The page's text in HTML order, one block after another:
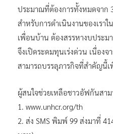
ประมาณที่ต้องการทั้งหมดจาก
สำหรับการดำเนินงานของเรา
เพื่อนบ้าน ต้องสรรหางบประม
จึงเปิดระดมทุนเร่งด่วน เนื่องจ
สามารถบรรลุภารกิจที่สำคัญนี้เ
ผู้สนใจช่วยเหลือชาวอัฟกันสาม
1. www.unhcr.org/th
2. ส่ง SMS พิมพ์ 99 ส่งมาที่